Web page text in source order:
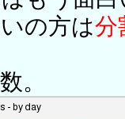
の方は分
。